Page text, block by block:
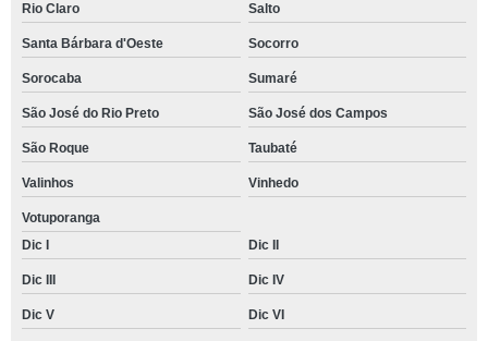
Rio Claro Salto
Santa Bárbara d'Oeste Socorro
Sorocaba Sumaré
São José do Rio Preto São José dos Campos
São Roque Taubaté
Valinhos Vinhedo
Votuporanga
Dic I
Dic II
Dic III Dic IV
Dic V Dic VI